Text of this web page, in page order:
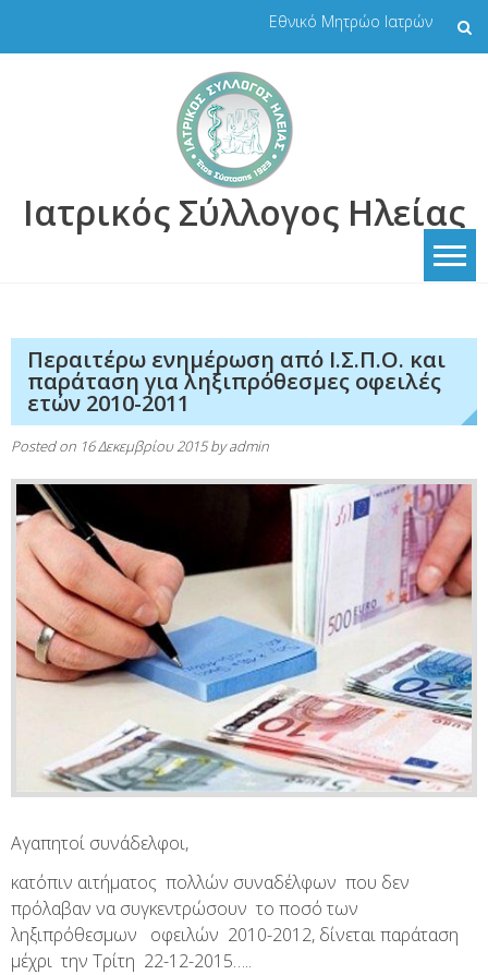
Εθνικό Μητρώο Ιατρών
Ιατρικός Σύλλογος Ηλείας
Περαιτέρω ενημέρωση από Ι.Σ.Π.Ο. και
παράταση για ληξιπρόθεσμες οφειλές
ετών 2010-2011
Posted on 16 Δεκεμβρίου 2015byadmin
Αγαπητοί συνάδελφοι,
κατόπιν αιτήματος πολλών συναδέλφων που δεν
πρόλαβαν να συγκεντρώσουν το ποσό των
ληξιπρόθεσμων οφειλών 2010-2012, δίνεται παράταση
μέχρι την Τρίτη 22-12-2015…..